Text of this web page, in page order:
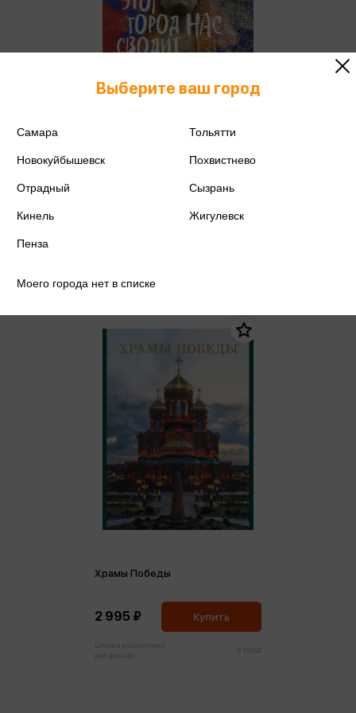
Сергеева Л.А. - Этот город нас
сводит с ума! Роковой
блистательный и криминальный
Купить
Храмы Победы
2 995 ₽ Купить
Выберите ваш город
Самара Тольятти
Новокуйбышевск Похвистнево
Отрадный Сызрань
Кинель Жигулевск
Пенза
Моего города нет в списке